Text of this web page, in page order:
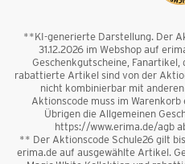
**KI-generierte Darstellung. Der
31.12.2026 im Webshop auf
Geschenkgutscheine, Fanartikel,
rabattierte Artikel sind von der
nicht kombinierbar mit
Aktionscode muss im
Übrigen die Allgemeinen
https://www.erima.de/agb
** Der Aktionscode Schule26 gilt
erima.de auf ausgewählte Artikel.